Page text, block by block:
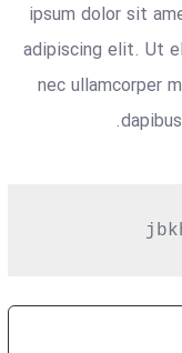
ipsum dolor sit
adipiscing elit. Ut
nec ullamcorper